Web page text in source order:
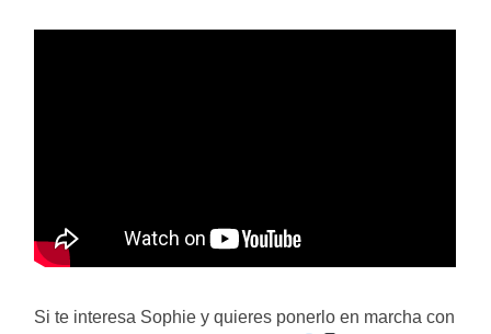
Si te interesa Sophie y quieres ponerlo en marcha con